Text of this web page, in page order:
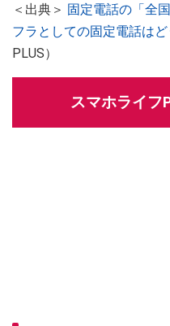
＜出典＞ 固定電話の「全
フラとしての固定電話はど
PLUS）
スマホライフ